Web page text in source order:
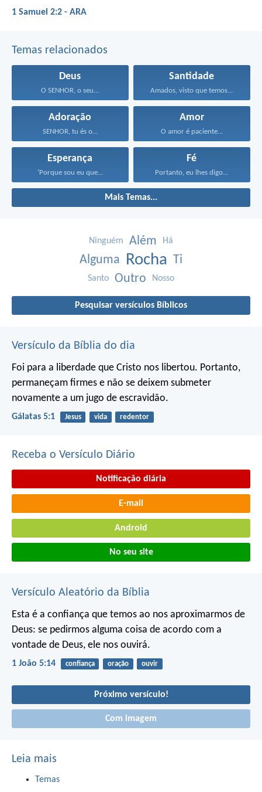
1 Samuel 2:2 - ARA
Temas relacionados
Deus
O SENHOR, o seu...
Santidade
Amados, visto que temos...
Adoração
SENHOR, tu és o...
Amor
O amor é paciente...
Esperança
‘Porque sou eu que...
Fé
Portanto, eu lhes digo...
Mais Temas...
Ninguém Além Há
Alguma Rocha Ti
Santo Outro Nosso
Pesquisar versículos Bíblicos
Versículo da Bíblia do dia
Foi para a liberdade que Cristo nos libertou. Portanto,
permaneçam firmes e não se deixem submeter
novamente a um jugo de escravidão.
Gálatas 5:1 Jesus vida redentor
Receba o Versículo Diário
Notificação diária
E-mail
Android
No seu site
Versículo Aleatório da Bíblia
Esta é a confiança que temos ao nos aproximarmos de
Deus: se pedirmos alguma coisa de acordo com a
vontade de Deus, ele nos ouvirá.
1 João 5:14 confiança oração ouvir
Próximo versículo!
Com imagem
Leia mais
Temas